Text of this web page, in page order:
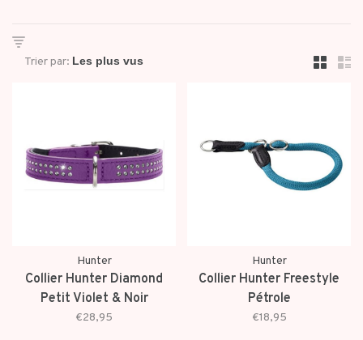
Trier par:
Hunter
Collier Hunter Diamond
Petit Violet & Noir
€28,95
Hunter
Collier Hunter Freestyle
Pétrole
€18,95